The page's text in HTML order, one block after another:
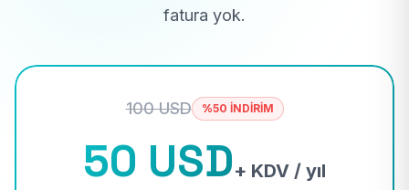
fatura yok.
100 USD %50 İNDİRİM
50 USD+ KDV / yıl